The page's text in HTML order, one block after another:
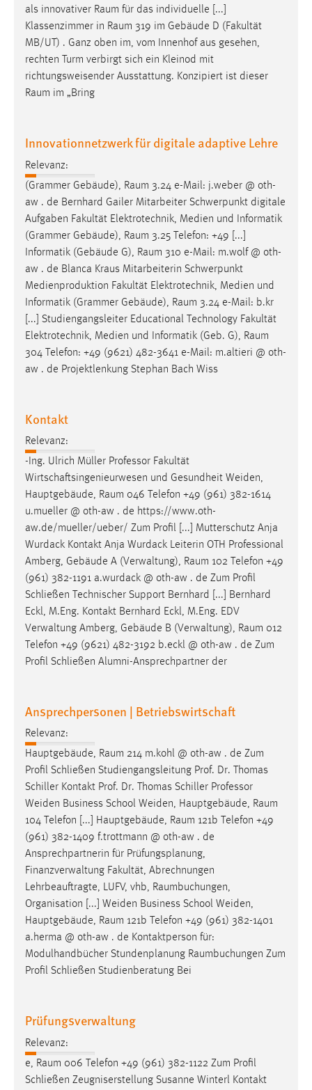
als innovativer Raum für das individuelle [...]
Klassenzimmer in Raum 319 im Gebäude D (Fakultät
MB/UT) . Ganz oben im, vom Innenhof aus gesehen,
rechten Turm verbirgt sich ein Kleinod mit
richtungsweisender Ausstattung. Konzipiert ist dieser
Raum im „Bring
Innovationnetzwerk für digitale adaptive Lehre
Relevanz:
(Grammer Gebäude), Raum 3.24 e-Mail: j.weber @ oth-
aw . de Bernhard Gailer Mitarbeiter Schwerpunkt digitale
Aufgaben Fakultät Elektrotechnik, Medien und Informatik
(Grammer Gebäude), Raum 3.25 Telefon: +49 [...]
Informatik (Gebäude G), Raum 310 e-Mail: m.wolf @ oth-
aw . de Blanca Kraus Mitarbeiterin Schwerpunkt
Medienproduktion Fakultät Elektrotechnik, Medien und
Informatik (Grammer Gebäude), Raum 3.24 e-Mail: b.kr
[...] Studiengangsleiter Educational Technology Fakultät
Elektrotechnik, Medien und Informatik (Geb. G), Raum
304 Telefon: +49 (9621) 482-3641 e-Mail: m.altieri @ oth-
aw . de Projektlenkung Stephan Bach Wiss
Kontakt
Relevanz:
-Ing. Ulrich Müller Professor Fakultät
Wirtschaftsingenieurwesen und Gesundheit Weiden,
Hauptgebäude, Raum 046 Telefon +49 (961) 382-1614
u.mueller @ oth-aw . de https://www.oth-
aw.de/mueller/ueber/ Zum Profil [...] Mutterschutz Anja
Wurdack Kontakt Anja Wurdack Leiterin OTH Professional
Amberg, Gebäude A (Verwaltung), Raum 102 Telefon +49
(961) 382-1191 a.wurdack @ oth-aw . de Zum Profil
Schließen Technischer Support Bernhard [...] Bernhard
Eckl, M.Eng. Kontakt Bernhard Eckl, M.Eng. EDV
Verwaltung Amberg, Gebäude B (Verwaltung), Raum 012
Telefon +49 (9621) 482-3192 b.eckl @ oth-aw . de Zum
Profil Schließen Alumni-Ansprechpartner der
Ansprechpersonen | Betriebswirtschaft
Relevanz:
Hauptgebäude, Raum 214 m.kohl @ oth-aw . de Zum
Profil Schließen Studiengangsleitung Prof. Dr. Thomas
Schiller Kontakt Prof. Dr. Thomas Schiller Professor
Weiden Business School Weiden, Hauptgebäude, Raum
104 Telefon [...] Hauptgebäude, Raum 121b Telefon +49
(961) 382-1409 f.trottmann @ oth-aw . de
Ansprechpartnerin für Prüfungsplanung,
Finanzverwaltung Fakultät, Abrechnungen
Lehrbeauftragte, LUFV, vhb, Raumbuchungen,
Organisation [...] Weiden Business School Weiden,
Hauptgebäude, Raum 121b Telefon +49 (961) 382-1401
a.herma @ oth-aw . de Kontaktperson für:
Modulhandbücher Stundenplanung Raumbuchungen Zum
Profil Schließen Studienberatung Bei
Prüfungsverwaltung
Relevanz:
e, Raum 006 Telefon +49 (961) 382-1122 Zum Profil
Schließen Zeugniserstellung Susanne Winterl Kontakt
Cookie Laufzeit:
MibewSessionID, mibew-chat-frame-style-
5e9dbeb1811c0446 = Sitzungslaufzeit, mibew_locale = 3
Jahre, MIBEW_UserID = 1 Jahr
Login
fe_user, be_user, be_lastLoginProvider
Zweck:
Dieser Cookie ist notwendig um sich an der Website
einloggen zu können.
Cookie Laufzeit:
24 Stunden
STATISTIK
Statistik Cookies erfassen Informationen anonym.
Diese Informationen helfen uns zu verstehen, wie
unsere Besucher unsere Website nutzen.
_pk_ref, _pk_cvar, _pk_id, _pk_ses
Zugriffsstatistik
Cookie Laufzeit:
Max. 13 Monate
MARKETING
Marketing Cookies werden von Drittanbietern
verwendet, um personalisierte Werbung anzuzeigen.
Sie tun dies, indem sie Besucher über Websites
hinweg verfolgen.
Google Ads
_gcl_au
Anbieter:
Google Ireland Limited
Zweck:
Conversion-Tracking
Cookie Laufzeit:
3 Monate
Facebook Pixel
Name:
_fbp
Anbieter:
Facebook
Cookie Laufzeit:
3 Monate